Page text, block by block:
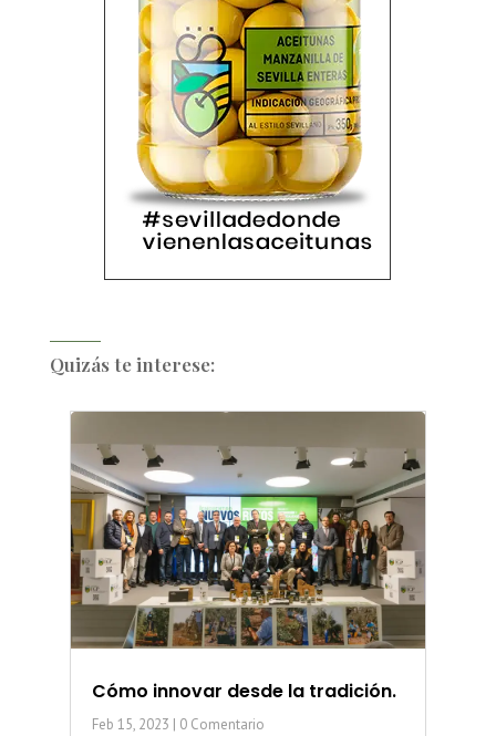
Quizás te interese:
Cómo innovar desde la tradición.
Feb 15, 2023 | 0 Comentario